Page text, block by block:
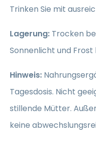
Trinken Sie mit
Lagerung: Trocken
Sonnenlicht und Frost
Hinweis:
Tagesdosis. Nicht
stillende Mütter.
keine